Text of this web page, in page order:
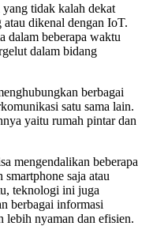
tidak kalah dekat
dikenal dengan IoT.
dalam beberapa waktu
dalam bidang
berbagai
satu sama lain.
yaitu rumah pintar dan
mengendalikan beberapa
saja atau
teknologi ini juga
berbagai informasi
lebih nyaman dan efisien.